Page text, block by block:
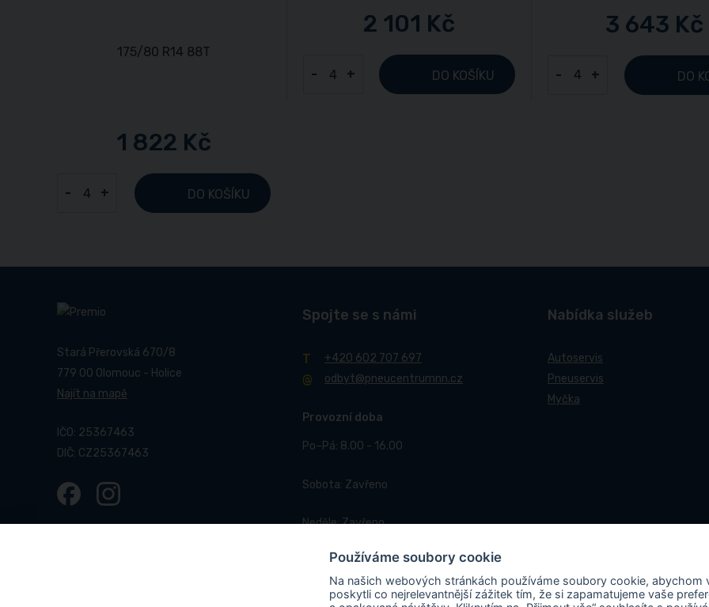
1 822 Kč
- + DO KOŠÍKU
2 101 Kč
- + DO KOŠÍKU
3 643 Kč
- + DO
Stará Přerovská 670/8
779 00 Olomouc - Holice
Najít na mapě
IČO: 25367463
DIČ: CZ25367463
Spojte se s námi
+420 602 707 697
odbyt@pneucentrumnn.cz
Provozní doba
Po–Pá: 8.00 - 16.00
Sobota: Zavřeno
Neděle: Zavřeno
Nabídka služeb
Autoservis
Pneuservis
Myčka
Používáme soubory cookie
Na našich webových stránkách používáme soubory cookie, abychom
poskytli co nejrelevantnější zážitek tím, že si zapamatujeme vaše